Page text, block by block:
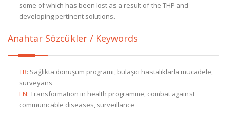
some of which has been lost as a result of the THP and
developing pertinent solutions.
Anahtar Sözcükler / Keywords
TR: Sağlıkta dönüşüm programı, bulaşıcı hastalıklarla mücadele,
sürveyans
EN: Transformation in health programme, combat against
communicable diseases, surveillance